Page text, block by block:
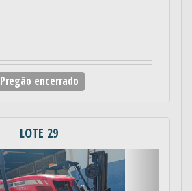
Pregão encerrado
LOTE 29